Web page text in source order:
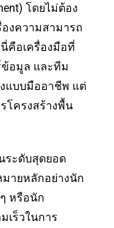
โดยไม่ต้อง
องความสามารถ
คือเครื่องมือที่
อมูล และทีม
แบบมืออาชีพ แต่
โครงสร้างพื้น
ระดับสุดยอด
มายหลักอย่างนัก
หรือนัก
เร็วในการ